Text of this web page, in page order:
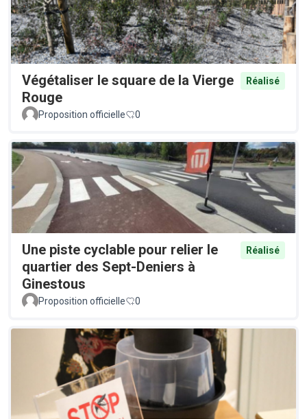
Végétaliser le square de la Vierge
Rouge
Réalisé
Proposition officielle 0
Une piste cyclable pour relier le
quartier des Sept-Deniers à
Ginestous
Réalisé
Proposition officielle 0